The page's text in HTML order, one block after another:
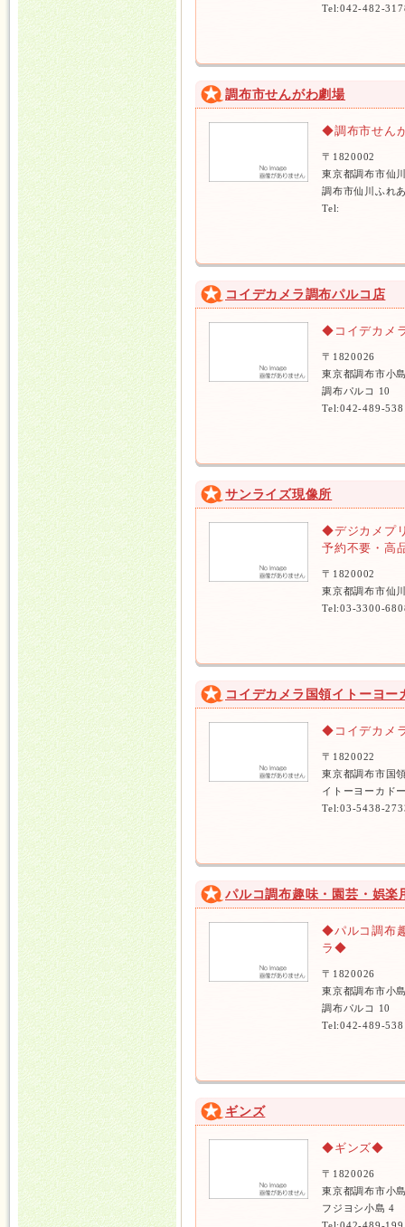
Tel:042-482-
調布市せんがわ劇場
◆調布市せん
〒1820002
東京都調布市仙
調布市仙川ふれ
Tel:
コイデカメラ調布パルコ店
◆コイデカメ
〒1820026
東京都調布市小
調布パルコ 10
Tel:042-489-
サンライズ現像所
◆デジカメプ
予約不要・高
〒1820002
東京都調布市仙
Tel:03-3300-
コイデカメラ国領イトーヨー
◆コイデカメ
〒1820022
東京都調布市国
イトーヨーカド
Tel:03-5438-
パルコ調布趣味・園芸・娯楽
◆パルコ調布
ラ◆
〒1820026
東京都調布市小
調布パルコ 10
Tel:042-489-
ギンズ
◆ギンズ◆
〒1820026
東京都調布市小
フジヨシ小島 4